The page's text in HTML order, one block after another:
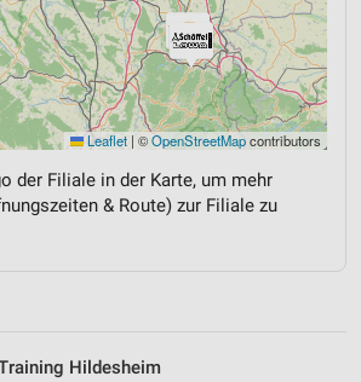
Leaflet | ©OpenStreetMapcontributors
der Filiale in der Karte, um mehr
& Route) zur Filiale zu
Hildesheim